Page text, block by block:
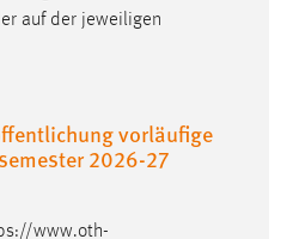
auf der jeweiligen
vorläufige
2026-27
www.oth-
chat-frame-style-
mibew_locale = 3